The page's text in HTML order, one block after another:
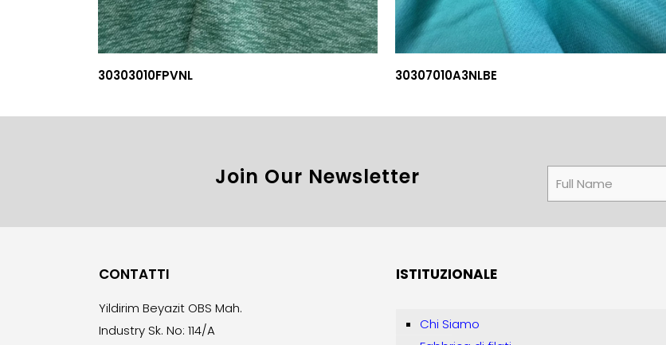
30303010FPVNL 30307010A3NLBE
Join Our Newsletter
CONTATTI
Yildirim Beyazit OBS Mah.
Industry Sk. No: 114/A
ISTITUZIONALE
Chi Siamo